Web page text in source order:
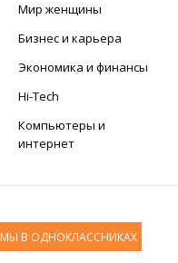
Мир женщины
Бизнес и карьера
Экономика и финансы
Hi-Tech
Компьютеры и
интернет
МЫ В ОДНОКЛАССНИКАХ